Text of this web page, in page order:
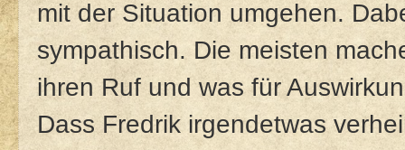
mit der Situation umgehen.
sympathisch. Die meisten
ihren Ruf und was für
Dass Fredrik irgendetwas